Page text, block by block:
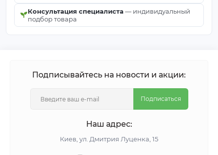
Консультация специалиста — индивидуальный
подбор товара
Подписывайтесь на новости и акции:
Подписаться
Наш адрес:
Киeв, ул. Дмитрия Луценка, 15